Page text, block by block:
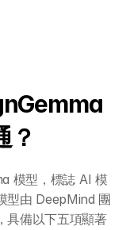
？
模型，標誌 AI 模
型由 DeepMind 團
具備以下五項顯著